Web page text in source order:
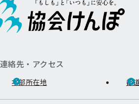
連絡先・アクセス
本部所在地 都